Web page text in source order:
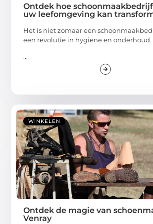
Ontdek hoe
uw leefomgeving kan
Het is niet zomaar een
een revolutie in hygiëne en onderhoud.
...
WINKELEN
Ontdek de magie van
Venray